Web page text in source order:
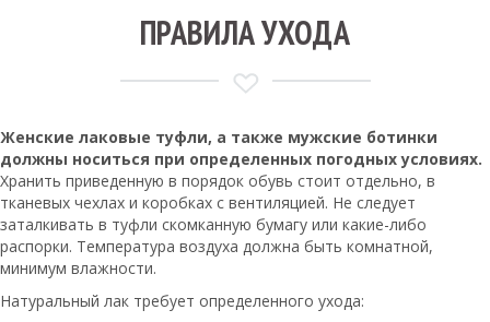
ПРАВИЛА УХОДА
Женские лаковые туфли, а также мужские ботинки
должны носиться при определенных погодных условиях.
Хранить приведенную в порядок обувь стоит отдельно, в
тканевых чехлах и коробках с вентиляцией. Не следует
заталкивать в туфли скомканную бумагу или какие-либо
распорки. Температура воздуха должна быть комнатной,
минимум влажности.
Натуральный лак требует определенного ухода: